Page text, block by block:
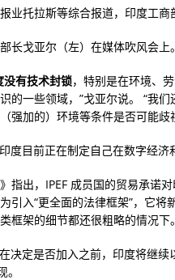
业托拉斯等综合报道，印度工
长戈亚尔（左）在媒体吹风会
没有技术封锁，特别是在环境、
的一些领域，”戈亚尔说。 “我
强加的）环境等条件是否可能歧
度目前正在制定自己在数字经济
指出，IPEF 成员国的贸易承诺
引入“更全面的法律框架”，它将
框架的细节都还很粗略的情况下。
决定是否加入之前，印度将继